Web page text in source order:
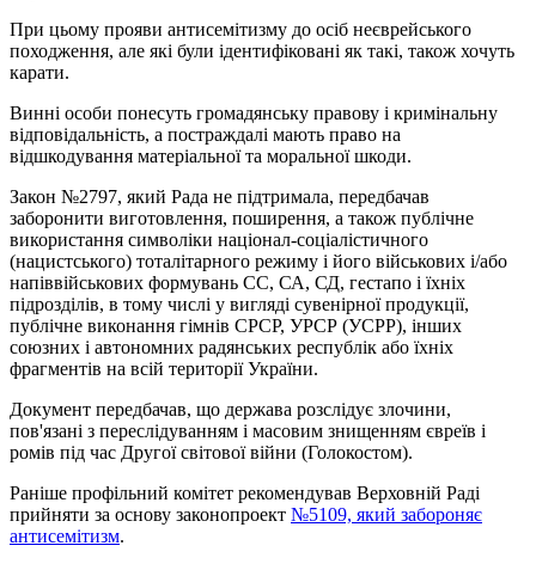
При цьому прояви антисемітизму до осіб неєврейського
походження, але які були ідентифіковані як такі, також хочуть
карати.
Винні особи понесуть громадянську правову і кримінальну
відповідальність, а постраждалі мають право на
відшкодування матеріальної та моральної шкоди.
Закон №2797, який Рада не підтримала, передбачав
заборонити виготовлення, поширення, а також публічне
використання символіки націонал-соціалістичного
(нацистського) тоталітарного режиму і його військових і/або
напіввійськових формувань СС, СА, СД, гестапо і їхніх
підрозділів, в тому числі у вигляді сувенірної продукції,
публічне виконання гімнів СРСР, УРСР (УСРР), інших
союзних і автономних радянських республік або їхніх
фрагментів на всій території України.
Документ передбачав, що держава розслідує злочини,
пов'язані з переслідуванням і масовим знищенням євреїв і
ромів під час Другої світової війни (Голокостом).
Раніше профільний комітет рекомендував Верховній Раді
прийняти за основу законопроект №5109, який забороняє
антисемітизм.